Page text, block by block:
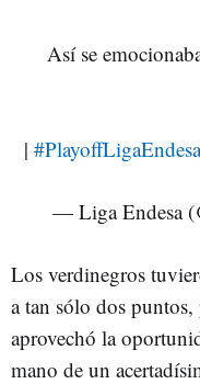
Así se
| #PlayoffLigaEndesa
— Liga Endesa
Los verdinegros
a tan sólo dos
aprovechó la
mano de un